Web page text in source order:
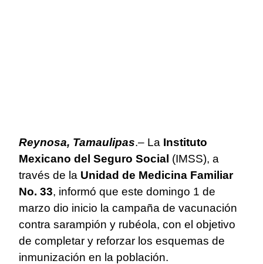
Reynosa, Tamaulipas.– La Instituto
Mexicano del Seguro Social (IMSS), a
través de la Unidad de Medicina Familiar
No. 33, informó que este domingo 1 de
marzo dio inicio la campaña de vacunación
contra sarampión y rubéola, con el objetivo
de completar y reforzar los esquemas de
inmunización en la población.